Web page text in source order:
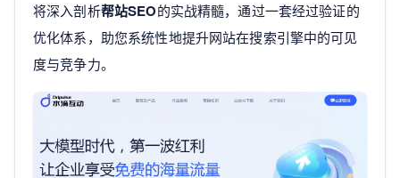
将深入剖析帮站SEO的实战精髓，通过一套经过验证的
优化体系，助您系统性地提升网站在搜索引擎中的可见
度与竞争力。